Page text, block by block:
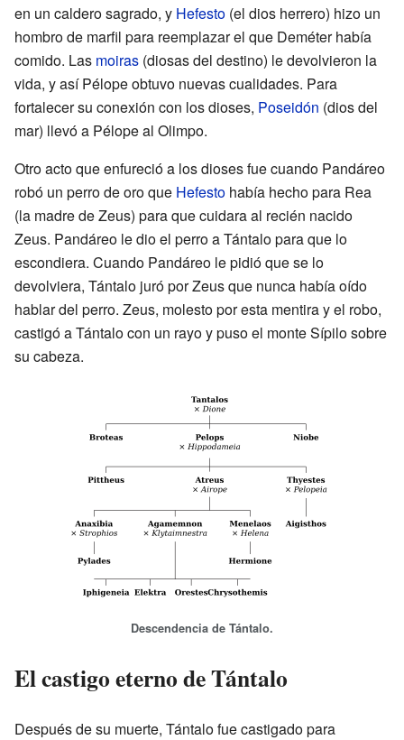
en un caldero sagrado, y Hefesto (el dios herrero) hizo un
hombro de marfil para reemplazar el que Deméter había
comido. Las moiras (diosas del destino) le devolvieron la
vida, y así Pélope obtuvo nuevas cualidades. Para
fortalecer su conexión con los dioses, Poseidón (dios del
mar) llevó a Pélope al Olimpo.
Otro acto que enfureció a los dioses fue cuando Pandáreo
robó un perro de oro que Hefesto había hecho para Rea
(la madre de Zeus) para que cuidara al recién nacido
Zeus. Pandáreo le dio el perro a Tántalo para que lo
escondiera. Cuando Pandáreo le pidió que se lo
devolviera, Tántalo juró por Zeus que nunca había oído
hablar del perro. Zeus, molesto por esta mentira y el robo,
castigó a Tántalo con un rayo y puso el monte Sípilo sobre
su cabeza.
Descendencia de Tántalo.
El castigo eterno de Tántalo
Después de su muerte, Tántalo fue castigado para